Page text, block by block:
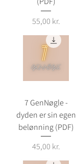
Pris
55,00 kr.
7 GenNøgle -
dyden er sin egen
belønning (PDF)
Pris
45,00 kr.